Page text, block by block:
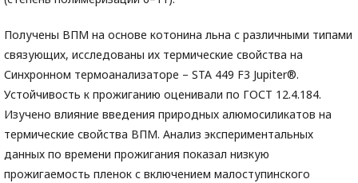
Получены ВПМ на основе котонина льна с различными типами
связующих, исследованы их термические свойства на
Синхронном термоанализаторе – STA 449 F3 Jupiter®.
Устойчивость к прожиганию оценивали по ГОСТ 12.4.184.
Изучено влияние введения природных алюмосиликатов на
термические свойства ВПМ. Анализ экспериментальных
данных по времени прожигания показал низкую
прожигаемость пленок с включением малоступинского